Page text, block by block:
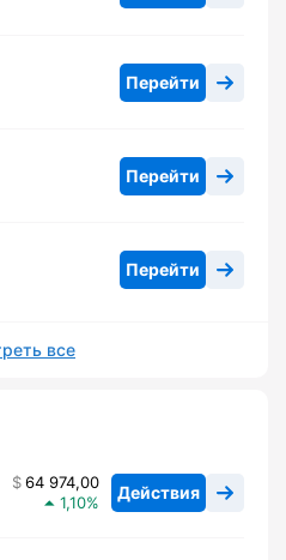
Перейти
Перейти
Перейти
все
64 974,00
1,10
Действия